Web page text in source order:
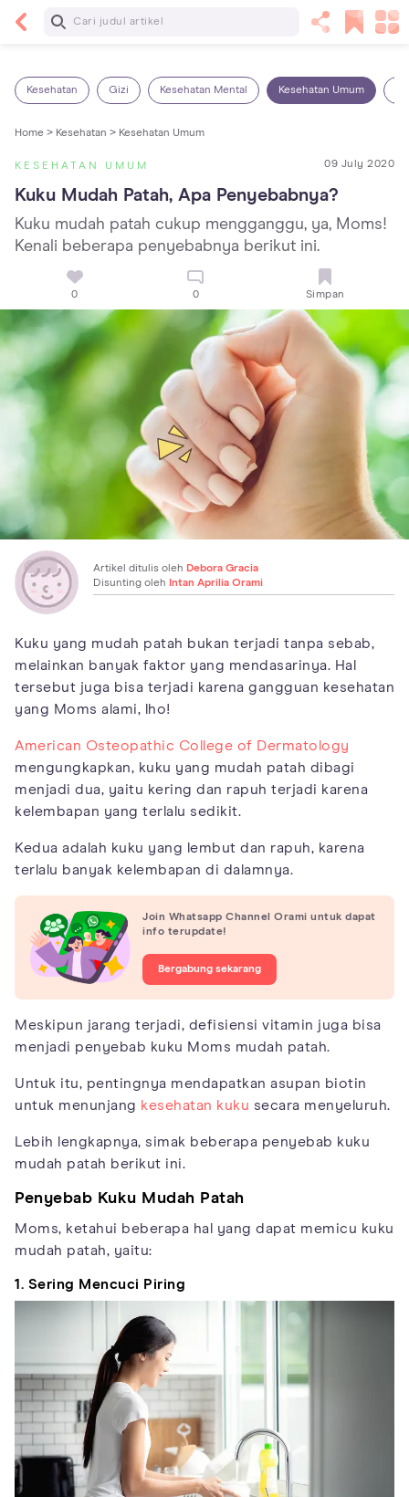
Baca Selanjutnya
Kesehatan Gizi Kesehatan Mental Kesehatan Umum
Home > Kesehatan > Kesehatan Umum
KESEHATAN UMUM 09 July 2020
Kuku Mudah Patah, Apa Penyebabnya?
Kuku mudah patah cukup mengganggu, ya, Moms!
Kenali beberapa penyebabnya berikut ini.
0 0 Simpan
Artikel ditulis oleh Debora Gracia
Disunting oleh Intan Aprilia Orami
Kuku yang mudah patah bukan terjadi tanpa sebab,
melainkan banyak faktor yang mendasarinya. Hal
tersebut juga bisa terjadi karena gangguan kesehatan
yang Moms alami, lho!
American Osteopathic College of Dermatology
mengungkapkan, kuku yang mudah patah dibagi
menjadi dua, yaitu kering dan rapuh terjadi karena
kelembapan yang terlalu sedikit.
Kedua adalah kuku yang lembut dan rapuh, karena
terlalu banyak kelembapan di dalamnya.
Join Whatsapp Channel Orami untuk dapat
info terupdate!
Bergabung sekarang
Meskipun jarang terjadi, defisiensi vitamin juga bisa
menjadi penyebab kuku Moms mudah patah.
Untuk itu, pentingnya mendapatkan asupan biotin
untuk menunjang kesehatan kuku secara menyeluruh.
Lebih lengkapnya, simak beberapa penyebab kuku
mudah patah berikut ini.
Penyebab Kuku Mudah Patah
Moms, ketahui beberapa hal yang dapat memicu kuku
mudah patah, yaitu:
1. Sering Mencuci Piring